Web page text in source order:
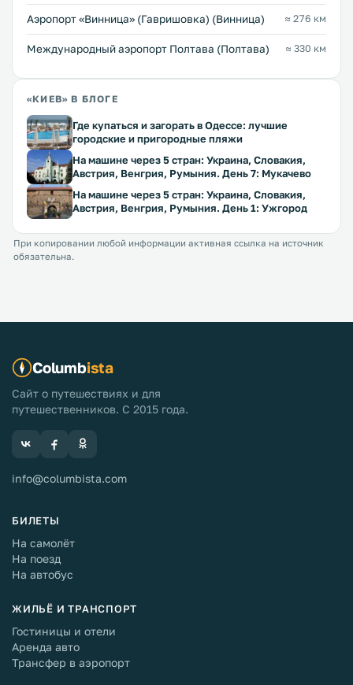
Аэропорт «Винница» (Гавришовка) (Винница) ≈ 276 км
Международный аэропорт Полтава (Полтава) ≈ 330 км
«КИЕВ» В БЛОГЕ
Где купаться и загорать в Одессе: лучшие
городские и пригородные пляжи
На машине через 5 стран: Украина, Словакия,
Австрия, Венгрия, Румыния. День 7: Мукачево
На машине через 5 стран: Украина, Словакия,
Австрия, Венгрия, Румыния. День 1: Ужгород
При копировании любой информации активная ссылка на источник
обязательна.
Columbista
Сайт о путешествиях и для
путешественников. С 2015 года.
info@columbista.com
БИЛЕТЫ
На самолёт
На поезд
На автобус
ЖИЛЬЁ И ТРАНСПОРТ
Гостиницы и отели
Аренда авто
Трансфер в аэропорт